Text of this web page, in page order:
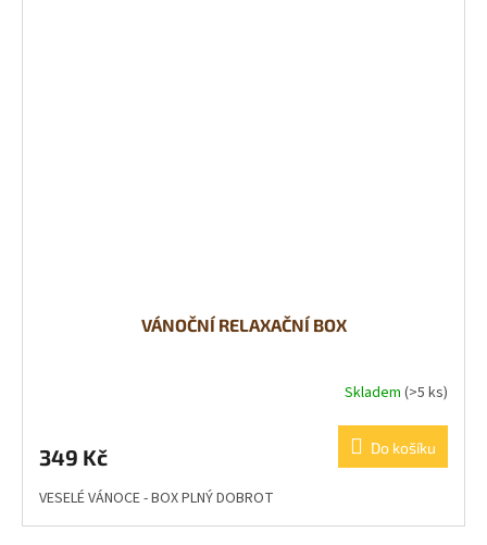
VÁNOČNÍ RELAXAČNÍ BOX
Skladem (>5 ks)
349 Kč Do košíku
VESELÉ VÁNOCE - BOX PLNÝ DOBROT